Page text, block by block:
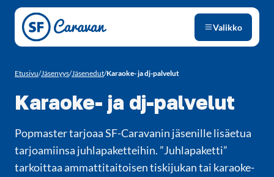
Siirry sivun sisältöön
Valikko
Etusivu/Jäsenyys/Jäsenedut/Karaoke- ja dj-palvelut
Karaoke- ja dj-palvelut
Popmaster tarjoaa SF-Caravanin jäsenille lisäetua
tarjoamiinsa juhlapaketteihin. ”Juhlapaketti”
tarkoittaa ammattitaitoisen tiskijukan tai karaoke-